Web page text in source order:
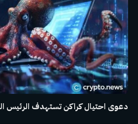
دعوى احتيال كراكن تستهدف الرئيس